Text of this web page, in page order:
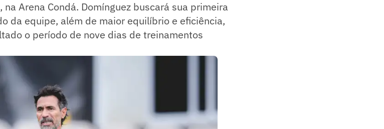
Arena Condá. Domínguez buscará sua primeira
da equipe, além de maior equilíbrio e eficiência,
o período de nove dias de treinamentos